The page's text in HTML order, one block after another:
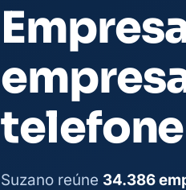
telefone
Suzano reúne 34.386